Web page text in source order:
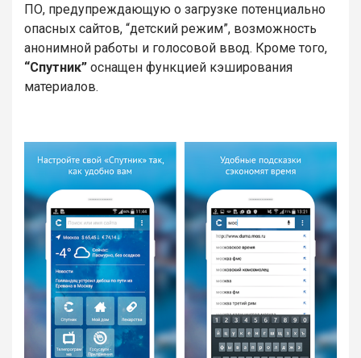
ПО, предупреждающую о загрузке потенциально
опасных сайтов, “детский режим”, возможность
анонимной работы и голосовой ввод. Кроме того,
“Спутник” оснащен функцией кэширования
материалов.